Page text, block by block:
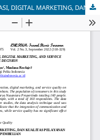
PENGARUH INTEGRASI KOMUNIKASI, DIGITAL MARKETING, DAN KUALITAS PELAYANAN TERHADAP KEPUTUSAN PEMBELIAN